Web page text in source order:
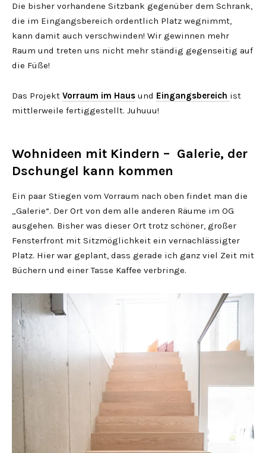
Die bisher vorhandene Sitzbank gegenüber dem Schrank,
die im Eingangsbereich ordentlich Platz wegnimmt,
kann damit auch verschwinden! Wir gewinnen mehr
Raum und treten uns nicht mehr ständig gegenseitig auf
die Füße!
Das Projekt Vorraum im Haus und Eingangsbereich ist
mittlerweile fertiggestellt. Juhuuu!
Wohnideen mit Kindern – Galerie, der
Dschungel kann kommen
Ein paar Stiegen vom Vorraum nach oben findet man die
„Galerie“. Der Ort von dem alle anderen Räume im OG
ausgehen. Bisher was dieser Ort trotz schöner, großer
Fensterfront mit Sitzmöglichkeit ein vernachlässigter
Platz. Hier war geplant, dass gerade ich ganz viel Zeit mit
Büchern und einer Tasse Kaffee verbringe.